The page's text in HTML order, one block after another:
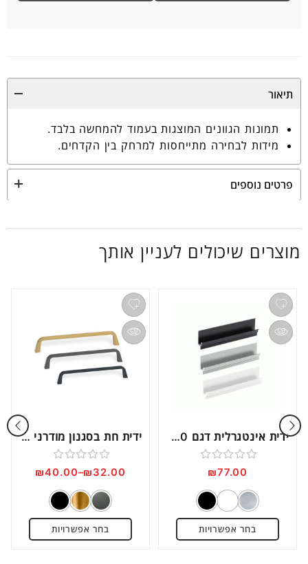
תיאור
תמונות הגוונים המוצגות בעמוד להמחשה בלבד.
מידות לבחירה מתייחסות למרחק בין הקדחים.
פרטים נוספים
מוצרים שיכולים לעניין אותך
ידית אינטגרלית דגם IN1880
דורג
0
מתוך
5
₪77.00
בחר אפשרויות
ידית חת בסגנון מודרני דגם 0446
דורג
0
מתוך
5
₪32.00
–
₪40.00
בחר אפשרויות